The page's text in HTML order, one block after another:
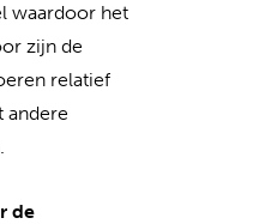
waardoor het
zijn de
relatief
andere
de